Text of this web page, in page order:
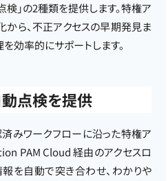
検」の2種類を提供します。特権ア
ら、不正アクセスの早期発見ま
効率的にサポートします。
点検を提供
みワークフローに沿った特権ア
PAM Cloud 経由のアクセスロ
を自動で突き合わせ、わかりや